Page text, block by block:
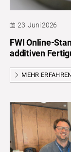
23. Juni 2026
FWI Online-
additiven
MEHR